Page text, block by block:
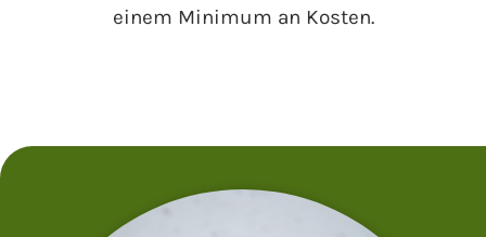
einem Minimum an Kosten.